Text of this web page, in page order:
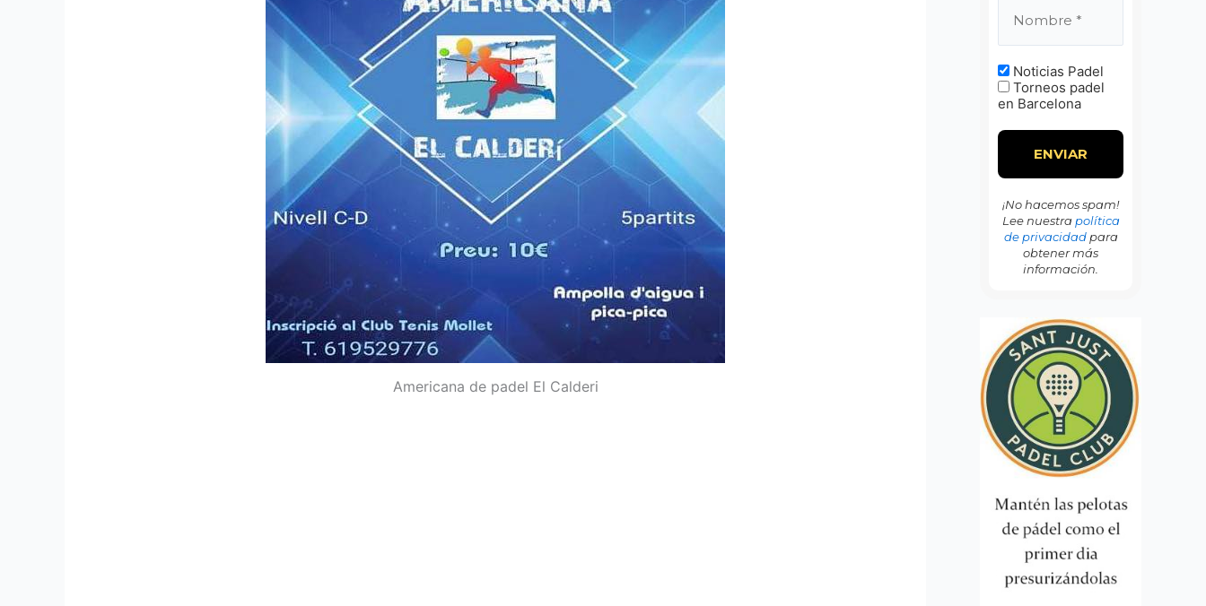
Americana de padel El Calderi
Noticias Padel
Torneos padel
en Barcelona
¡No hacemos spam!
Lee nuestra política
de privacidadpara
obtener más
información.